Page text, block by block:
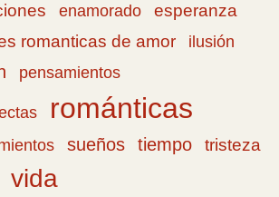
enamorado esperanza
romanticas de amor
ilusión
pensamientos
románticas
sueños tiempo
tristeza
vida